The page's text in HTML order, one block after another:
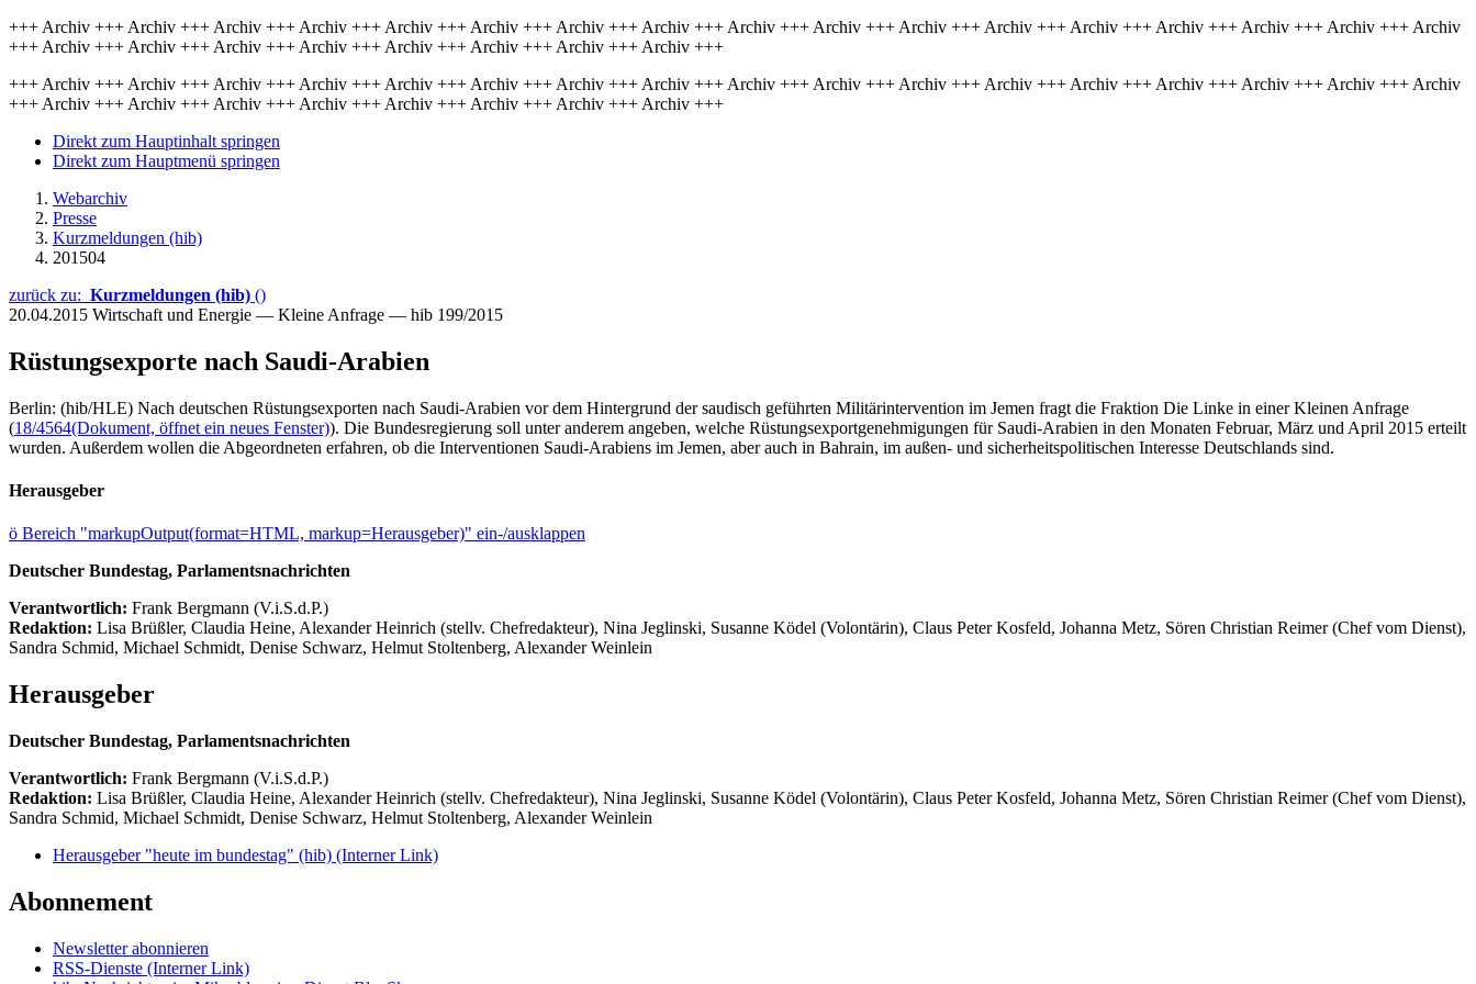
+++ Archiv +++ Archiv +++ Archiv +++ Archiv +++ Archiv +++ Archiv +++ Archiv +++ Archiv +++ Archiv +++ Archiv +++ Archiv +++ Archiv +++ Archiv +++ Archiv +++ Archiv +++ Archiv +++ Archiv
+++ Archiv +++ Archiv +++ Archiv +++ Archiv +++ Archiv +++ Archiv +++ Archiv +++ Archiv +++
+++ Archiv +++ Archiv +++ Archiv +++ Archiv +++ Archiv +++ Archiv +++ Archiv +++ Archiv +++ Archiv +++ Archiv +++ Archiv +++ Archiv +++ Archiv +++ Archiv +++ Archiv +++ Archiv +++ Archiv
+++ Archiv +++ Archiv +++ Archiv +++ Archiv +++ Archiv +++ Archiv +++ Archiv +++ Archiv +++
Direkt zum Hauptinhalt springen
Direkt zum Hauptmenü springen
Webarchiv
Presse
Kurzmeldungen (hib)
201504
zurück zu: Kurzmeldungen (hib) ()
20.04.2015 Wirtschaft und Energie — Kleine Anfrage — hib 199/2015
Rüstungsexporte nach Saudi-Arabien
Berlin: (hib/HLE) Nach deutschen Rüstungsexporten nach Saudi-Arabien vor dem Hintergrund der saudisch geführten Militärintervention im Jemen fragt die Fraktion Die Linke in einer Kleinen Anfrage
(18/4564(Dokument, öffnet ein neues Fenster)). Die Bundesregierung soll unter anderem angeben, welche Rüstungsexportgenehmigungen für Saudi-Arabien in den Monaten Februar, März und April 2015 erteilt
wurden. Außerdem wollen die Abgeordneten erfahren, ob die Interventionen Saudi-Arabiens im Jemen, aber auch in Bahrain, im außen- und sicherheitspolitischen Interesse Deutschlands sind.
Herausgeber
ö Bereich "markupOutput(format=HTML, markup=Herausgeber)" ein-/ausklappen
Deutscher Bundestag, Parlamentsnachrichten
Verantwortlich: Frank Bergmann (V.i.S.d.P.)
Redaktion: Lisa Brüßler, Claudia Heine, Alexander Heinrich (stellv. Chefredakteur), Nina Jeglinski, Susanne Ködel (Volontärin), Claus Peter Kosfeld, Johanna Metz, Sören Christian Reimer (Chef vom Dienst),
Sandra Schmid, Michael Schmidt, Denise Schwarz, Helmut Stoltenberg, Alexander Weinlein
Herausgeber
Deutscher Bundestag, Parlamentsnachrichten
Verantwortlich: Frank Bergmann (V.i.S.d.P.)
Redaktion: Lisa Brüßler, Claudia Heine, Alexander Heinrich (stellv. Chefredakteur), Nina Jeglinski, Susanne Ködel (Volontärin), Claus Peter Kosfeld, Johanna Metz, Sören Christian Reimer (Chef vom Dienst),
Sandra Schmid, Michael Schmidt, Denise Schwarz, Helmut Stoltenberg, Alexander Weinlein
Herausgeber "heute im bundestag" (hib) (Interner Link)
Abonnement
Newsletter abonnieren
RSS-Dienste (Interner Link)